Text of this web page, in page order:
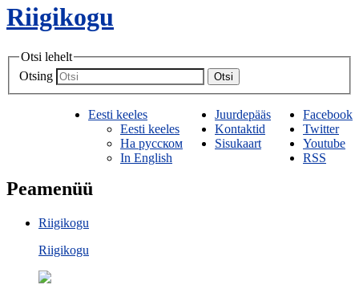
Riigikogu
Otsi lehelt
Otsing
Otsi
Facebook
Twitter
Youtube
RSS
Juurdepääs
Kontaktid
Sisukaart
Eesti keeles
Eesti keeles
На русском
In English
Peamenüü
Riigikogu
Riigikogu